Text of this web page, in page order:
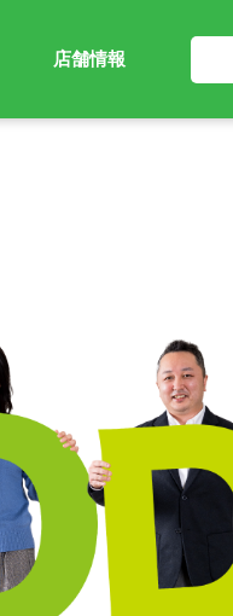
店舗情報